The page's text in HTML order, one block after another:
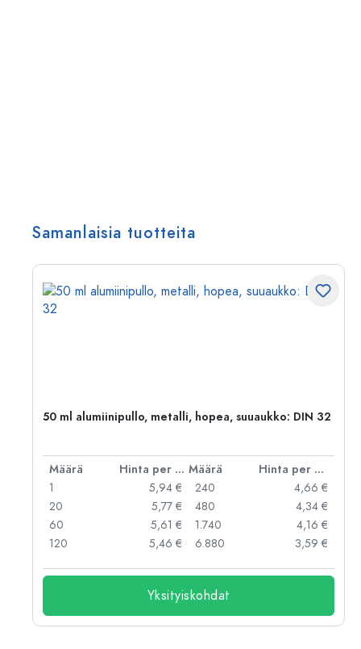
Samanlaisia tuotteita
50 ml alumiinipullo, metalli, hopea, suuaukko: DIN 32
Määrä Hinta per kpl Määrä
Hinta per kpl
1
5,94 €
20
5,77 €
60
5,61 €
120
5,46 €
240
4,66 €
480
4,34 €
1.740
4,16 €
6.880
3,59 €
Yksityiskohdat